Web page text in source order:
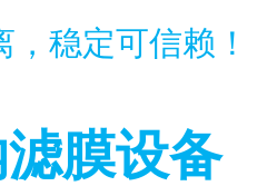
稳定可信赖！
膜设备